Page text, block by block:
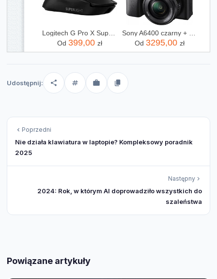
Logitech G Pro X Superlight 2 (910007554)
Od 399,00 zł
Od 3295,00 zł
Udostępnij:
Poprzedni
Nie działa klawiatura w laptopie? Kompleksowy poradnik
2025
Następny
2024: Rok, w którym AI doprowadziło wszystkich do
szaleństwa
Powiązane artykuły